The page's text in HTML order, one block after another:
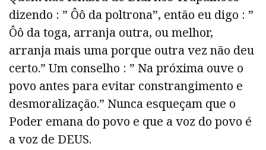
dizendo : ” Ôô da poltrona”, então eu digo : ”
Ôô da toga, arranja outra, ou melhor,
arranja mais uma porque outra vez não deu
certo.” Um conselho : ” Na próxima ouve o
povo antes para evitar constrangimento e
desmoralização.” Nunca esqueçam que o
Poder emana do povo e que a voz do povo é
a voz de DEUS.